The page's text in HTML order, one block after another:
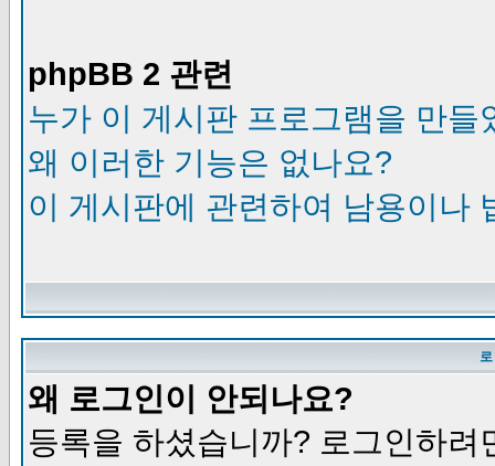
phpBB 2 관련
누가 이 게시판 프로그램을 만들
왜 이러한 기능은 없나요?
이 게시판에 관련하여 남용이나
왜 로그인이 안되나요?
등록을 하셨습니까? 로그인하